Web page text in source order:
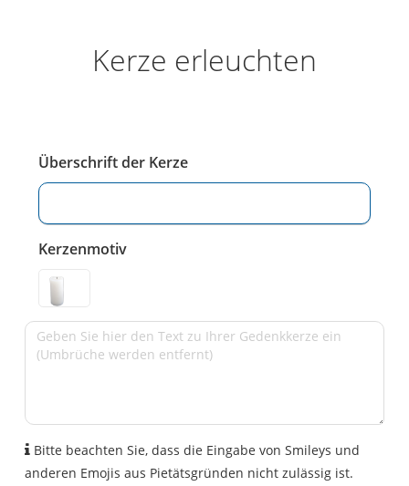
Kerze erleuchten
Überschrift der Kerze
Kerzenmotiv
Bitte beachten Sie, dass die Eingabe von Smileys und
anderen Emojis aus Pietätsgründen nicht zulässig ist.